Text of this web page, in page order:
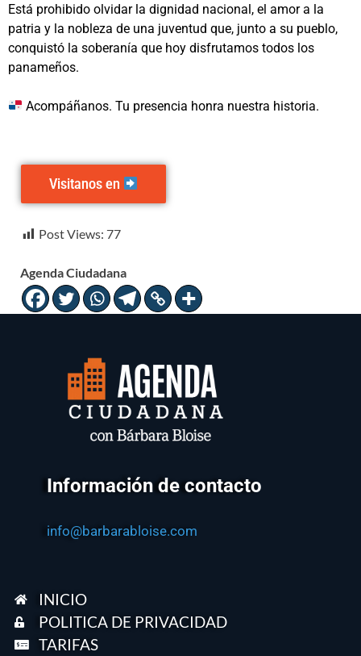
Está prohibido olvidar la dignidad nacional, el amor a la
patria y la nobleza de una juventud que, junto a su pueblo,
conquistó la soberanía que hoy disfrutamos todos los
panameños.
Acompáñanos. Tu presencia honra nuestra historia.
Visitanos en
Visitanos en
Post Views: 77
Agenda Ciudadana
Información de contacto
info@barbarabloise.com
INICIO
POLITICA DE PRIVACIDAD
TARIFAS